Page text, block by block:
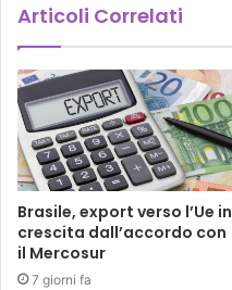
Articoli Correlati
Brasile, export verso l’Ue in
crescita dall’accordo con
il Mercosur
7 giorni fa